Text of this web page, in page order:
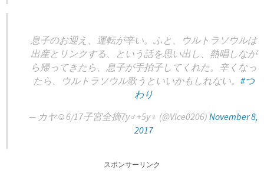
息子のお迎え、運転が辛い。ふと、ウルトラソウルは
出産とリンクする、という話を思い出し、熱唱しなが
ら帰ってきたら、息子が手拍子してくれた。辛くなっ
たら、ウルトラソウル歌うといいかもしれない。 #つ
わり
— カヤ☺︎6/17子宮全摘7y♂+5y♀ (@Vice0206) November 8,
2017
スポンサーリンク